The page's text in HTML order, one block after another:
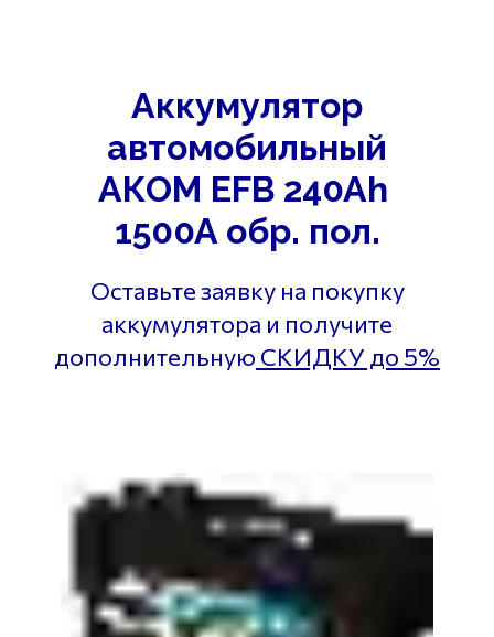
Аккумулятор
автомобильный
АКОМ EFB 240Ah
1500A обр. пол.
Оставьте заявку на покупку
аккумулятора и получите
дополнительную СКИДКУ до 5%